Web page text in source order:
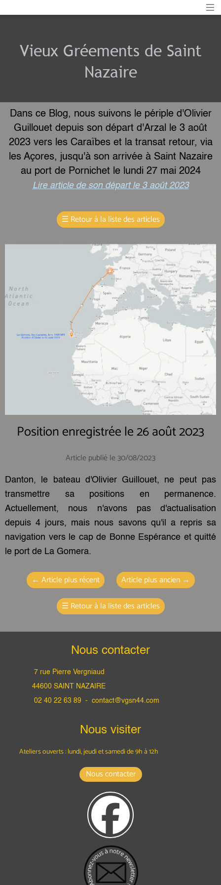
Vieux Gréements de Saint
Nazaire
Dans ce Blog, nous suivons le périple d'Olivier
Guillouet depuis son départ d'Arzal le 3 août
2023 vers les Caraïbes et la transat retour, via
les Açores, jusqu'à son arrivée à Saint Nazaire
au port de Pornichet le lundi 27 mai 2024
Lire article de son départ le 3 août 2023
☰ Retour à la liste des articles
Position enregistrée le 26 août 2023
Article publié le 30/08/2023
Danton, le bateau d'Olivier Guillouet, ne peut pas
transmettre sa positions en permanence.
Actuellement, nous n'avons pas d'actualisation
depuis 4 jours, mais nous savons qu'il a repris sa
navigation vers le cap de Bonne Espérance et quitté
le port de La Gomera.
← Article plus récent Article plus ancien→
☰ Retour à la liste des articles
Nous contacter
7 rue Pierre Vergniaud
44600 SAINT NAZAIRE
02 40 22 63 89 - contact@vgsn44.com
Nous visiter
Ateliers ouverts : lundi, jeudi et samedide 9h à 12h
Nous contacter